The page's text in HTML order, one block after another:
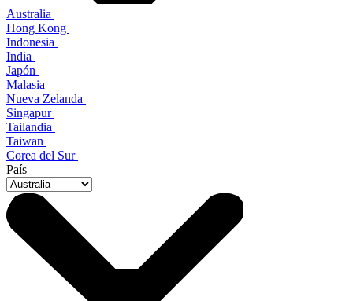
Australia
Hong Kong
Indonesia
India
Japón
Malasia
Nueva Zelanda
Singapur
Tailandia
Taiwan
Corea del Sur
País